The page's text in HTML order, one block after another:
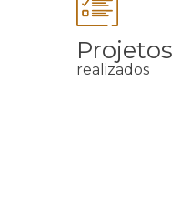
Projetos
realizados